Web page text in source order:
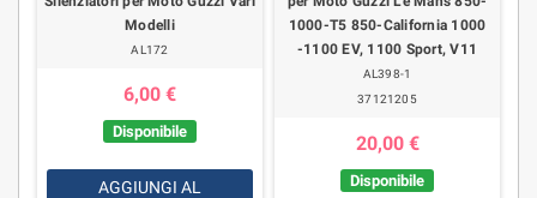
Modelli
AL172
6,00 €
Disponibile
AGGIUNGI AL
1000-T5 850-California 1000
-1100 EV, 1100 Sport, V11
AL398-1
37121205
20,00 €
Disponibile